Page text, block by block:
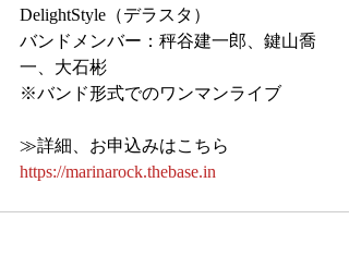
DelightStyle（デラスタ）
バンドメンバー：秤谷建一郎、鍵山喬
一、大石彬
※バンド形式でのワンマンライブ
≫詳細、お申込みはこちら
https://marinarock.thebase.in